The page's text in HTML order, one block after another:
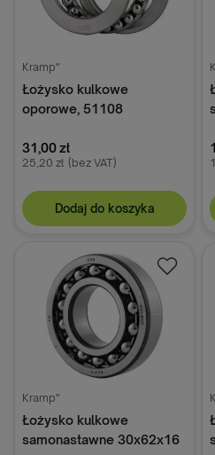
Kramp"
Łożysko kulkowe
oporowe, 51108
31,00 zł
25,20 zł (bez VAT)
Dodaj do koszyka
Kramp"
Łożysko kulkowe
samonastawne 30x62x16